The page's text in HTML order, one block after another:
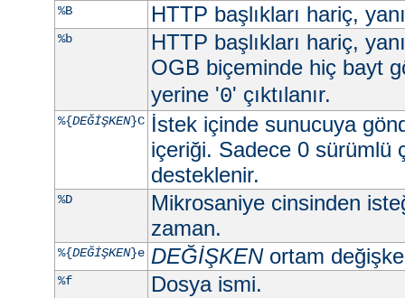
%B HTTP başlıkları hariç,
%b
HTTP başlıkları hariç,
OGB biçeminde hiç bayt
yerine '0' çıktılanır.
%{DEĞİŞKEN}C İstek içinde sunucuya
içeriği. Sadece 0 sürümlü
desteklenir.
%D
Mikrosaniye cinsinden
zaman.
%{DEĞİŞKEN}e DEĞİŞKENortam
%f Dosya ismi.